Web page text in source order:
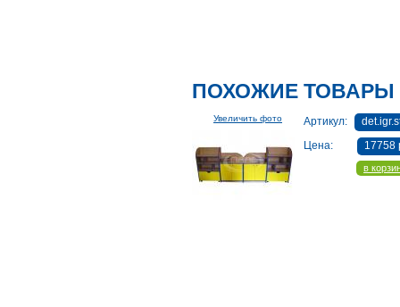
ПОХОЖИЕ ТОВАРЫ
Увеличить фото Артикул:
Цена:
17758
в